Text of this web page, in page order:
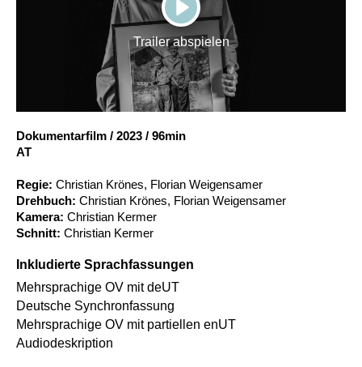
Gutscheine
& Filmpässe
Account
Suche
PLAY
Trailer abspielen
Dokumentarfilm / 2023 / 96min
AT
Regie: Christian Krönes, Florian Weigensamer
Drehbuch: Christian Krönes, Florian Weigensamer
Kamera: Christian Kermer
Schnitt: Christian Kermer
Inkludierte Sprachfassungen
Mehrsprachige OV mit deUT
Deutsche Synchronfassung
Mehrsprachige OV mit partiellen enUT
Audiodeskription